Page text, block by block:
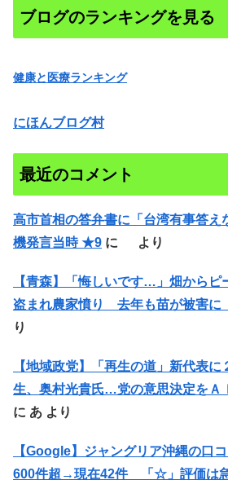
ブログのランキングを見る
健康と医療ランキング
にほんブログ村
最近のコメント
高市首相の答弁書に「台湾有事答
機発言当時 ★9 に より
【青森】「悔しいです…」畑からピ
盗まれ農家憤り 去年も苗が被害
り
【地域政党】「再生の道」新代表
生、奥村光貴氏…党の意思決定をＡ
に あ より
【Google】ジャングリア沖縄の口
600件超→現在42件 「☆」評価は